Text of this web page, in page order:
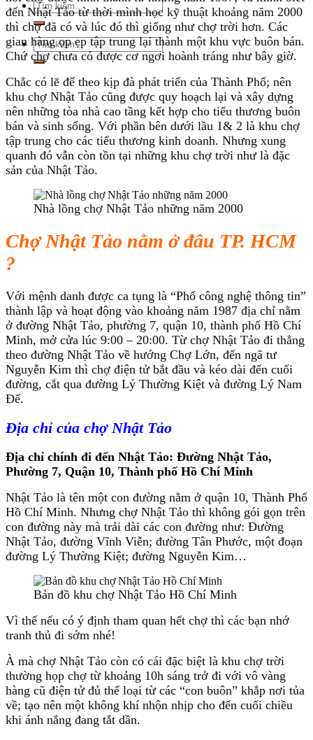
Tìm
kiếm:
Tìm
kiếm:
đến Nhật Tảo từ thời mình học kỹ thuật khoảng năm 2000
thì chợ đã có và lúc đó thì giống như chợ trời hơn. Các
gian hàng ọp ẹp tập trung lại thành một khu vực buôn bán.
Chứ chợ chưa có được cơ ngơi hoành tráng như bây giờ.
Chắc có lẽ để theo kịp đà phát triển của Thành Phố; nên
khu chợ Nhật Tảo cũng được quy hoạch lại và xây dựng
nên những tòa nhà cao tầng kết hợp cho tiểu thương buôn
bán và sinh sống. Với phần bên dưới lầu 1& 2 là khu chợ
tập trung cho các tiểu thương kinh doanh. Nhưng xung
quanh đó vẫn còn tồn tại những khu chợ trời như là đặc
sản của Nhật Tảo.
Nhà lồng chợ Nhật Tảo những năm 2000
Chợ Nhật Tảo nằm ở đâu TP. HCM
?
Với mệnh danh được ca tụng là “Phố công nghệ thông tin”
thành lập và hoạt động vào khoảng năm 1987 địa chỉ nằm
ở đường Nhật Tảo, phường 7, quận 10, thành phố Hồ Chí
Minh, mở cửa lúc 9:00 – 20:00. Từ chợ Nhật Tảo đi thẳng
theo đường Nhật Tảo về hướng Chợ Lớn, đến ngã tư
Nguyễn Kim thì chợ điện tử bắt đầu và kéo dài đến cuối
đường, cắt qua đường Lý Thường Kiệt và đường Lý Nam
Đế.
Địa chỉ của chợ Nhật Tảo
Địa chỉ chính đi đến Nhật Tảo: Đường Nhật Tảo,
Phường 7, Quận 10, Thành phố Hồ Chí Minh
Nhật Tảo là tên một con đường nằm ở quận 10, Thành Phố
Hồ Chí Minh. Nhưng chợ Nhật Tảo thì không gói gọn trên
con đường này mà trải dài các con đường như: Đường
Nhật Tảo, đường Vĩnh Viễn; đường Tân Phước, một đoạn
đường Lý Thường Kiệt; đường Nguyễn Kim…
Bản đồ khu chợ Nhật Tảo Hồ Chí Minh
Vì thế nếu có ý định tham quan hết chợ thì các bạn nhớ
tranh thủ đi sớm nhé!
À mà chợ Nhật Tảo còn có cái đặc biệt là khu chợ trời
thường họp chợ từ khoảng 10h sáng trở đi với vô vàng
hàng cũ điện tử đủ thể loại từ các “con buôn” khắp nơi tủa
về; tạo nên một không khí nhộn nhịp cho đến cuối chiều
khi ánh nắng đang tắt dần.